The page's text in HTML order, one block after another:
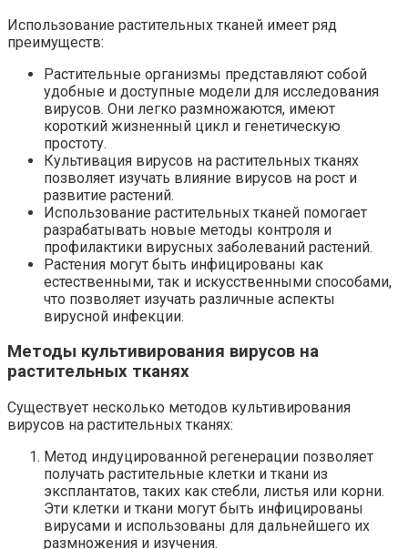
Использование растительных тканей имеет ряд
преимуществ:
Растительные организмы представляют собой
удобные и доступные модели для исследования
вирусов. Они легко размножаются, имеют
короткий жизненный цикл и генетическую
простоту.
Культивация вирусов на растительных тканях
позволяет изучать влияние вирусов на рост и
развитие растений.
Использование растительных тканей помогает
разрабатывать новые методы контроля и
профилактики вирусных заболеваний растений.
Растения могут быть инфицированы как
естественными, так и искусственными способами,
что позволяет изучать различные аспекты
вирусной инфекции.
Методы культивирования вирусов на
растительных тканях
Существует несколько методов культивирования
вирусов на растительных тканях:
Метод индуцированной регенерации позволяет
получать растительные клетки и ткани из
эксплантатов, таких как стебли, листья или корни.
Эти клетки и ткани могут быть инфицированы
вирусами и использованы для дальнейшего их
размножения и изучения.